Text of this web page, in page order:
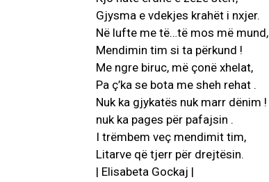
Gjysma e vdekjes krahët i nxjer.
Në lufte me të…të mos më mund,
Mendimin tim si ta përkund !
Me ngre biruc, më çonë xhelat,
Pa ç’ka se bota me sheh rehat .
Nuk ka gjykatës nuk marr dënim !
nuk ka pages për pafajsin .
I trëmbem veç mendimit tim,
Litarve që tjerr për drejtësin.
| Elisabeta Gockaj |